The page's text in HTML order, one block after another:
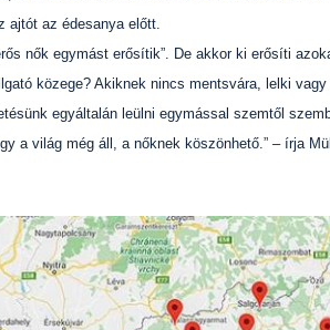
ajtót az édesanya előtt.
nők egymást erősítik”. De akkor ki erősíti
közege? Akiknek nincs mentsvára, lelki
egyáltalán leülni egymással szemtől
a világ még áll, a nőknek köszönhető.” – írja